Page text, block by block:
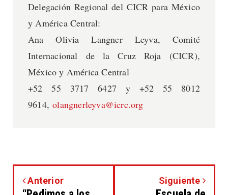
Delegación Regional del CICR para México
y América Central:
Ana Olivia Langner Leyva, Comité
Internacional de la Cruz Roja (CICR),
México y América Central
+52 55 3717 6427 y +52 55 8012
9614,olangnerleyva@icrc.org
Anterior Siguiente